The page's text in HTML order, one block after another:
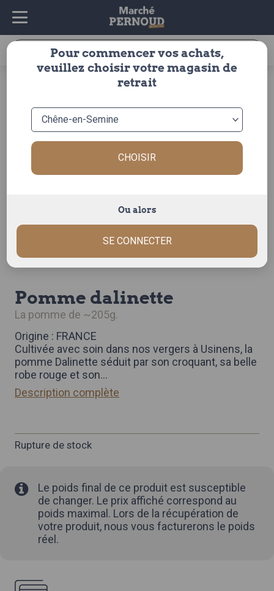
Recherche
fruits & légumes> fruits>
pomme dalinette
la pomme de ~205g.
Origine : FRANCE
Cultivée avec soin dans nos vergers à Usinens, la
pomme Dalinette séduit par son croquant, sa belle
robe rouge et son...
Description complète
Rupture de stock
Le poids final de ce produit est susceptible
de changer. Le prix affiché correspond au
poids maximal. Lors de la récupération de
votre produit, nous vous facturerons le poids
réel.
Pour commencer vos achats,
veuillez choisir votre magasin de
retrait
CHOISIR
Ou alors
SE CONNECTER